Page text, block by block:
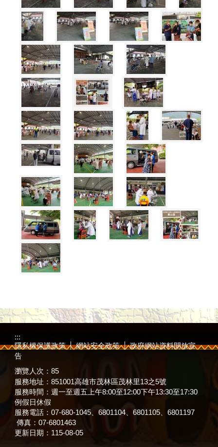
:::
隱私權保護政策
網站安全政策
政府網站資料開放宣
告
瀏覽人次： 85
服務地址：851001高雄市茂林區茂林里13之5號
服務時間：週一至週五上午8:00至12:00下午13:30至17:30
例假日休假
服務電話：07-680-1045、6801104、6801105、6801197
傳真：07-6801463
更新日期： 115-08-05